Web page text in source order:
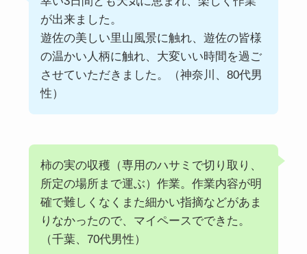
が出来ました。
遊佐の美しい里山風景に触れ、遊佐の皆様
の温かい人柄に触れ、大変いい時間を過ご
させていただきました。（神奈川、80代男
性）
柿の実の収穫（専用のハサミで切り取り、
所定の場所まで運ぶ）作業。作業内容が明
確で難しくなくまた細かい指摘などがあま
りなかったので、マイペースでできた。
（千葉、70代男性）